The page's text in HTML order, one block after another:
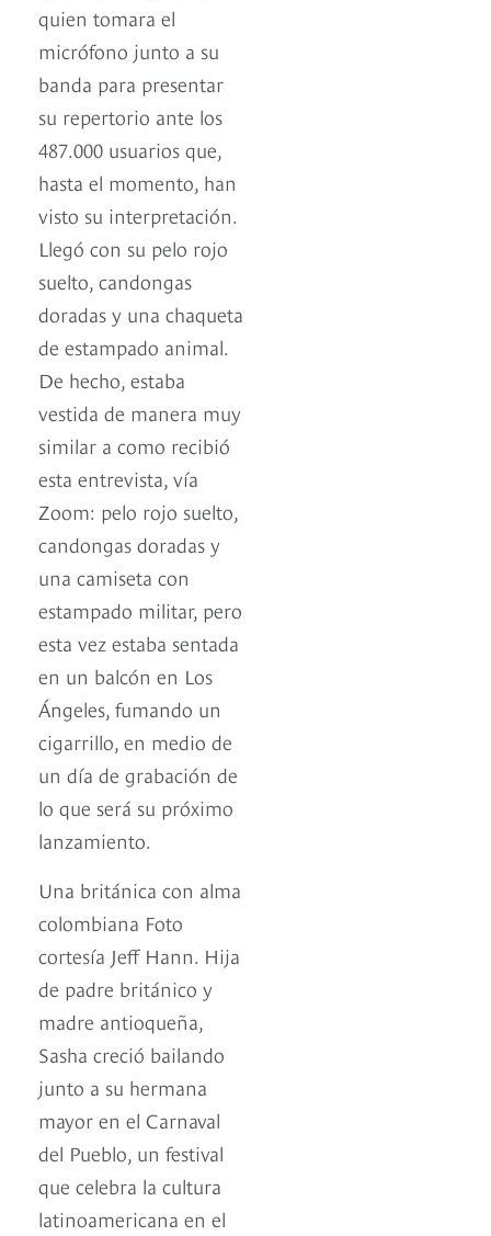
quien tomara el
micrófono junto a su
banda para presentar
su repertorio ante los
487.000 usuarios que,
hasta el momento, han
visto su interpretación.
Llegó con su pelo rojo
suelto, candongas
doradas y una chaqueta
de estampado animal.
De hecho, estaba
vestida de manera muy
similar a como recibió
esta entrevista, vía
Zoom: pelo rojo suelto,
candongas doradas y
una camiseta con
estampado militar, pero
esta vez estaba sentada
en un balcón en Los
Ángeles, fumando un
cigarrillo, en medio de
un día de grabación de
lo que será su próximo
lanzamiento.
Una británica con alma
colombiana Foto
cortesía Jeff Hann. Hija
de padre británico y
madre antioqueña,
Sasha creció bailando
junto a su hermana
mayor en el Carnaval
del Pueblo, un festival
que celebra la cultura
latinoamericana en el